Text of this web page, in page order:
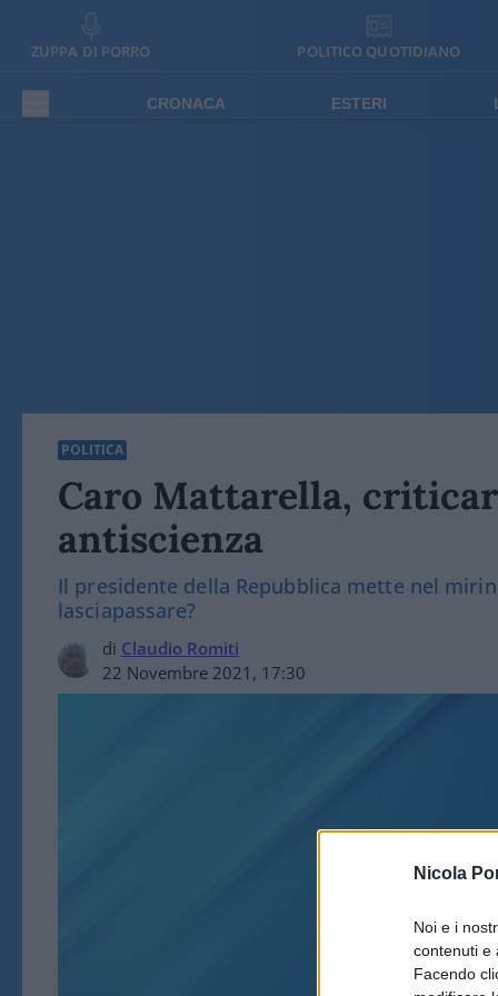
Nicola
Noi e i
contenuti e
Facendo
ZUPPA DI PORRO POLITICO QUOTIDIANO
CRONACA ESTERI
POLITICA
Caro Mattarella,
antiscienza
Il presidente della Repubblica mette nel
lasciapassare?
di Claudio Romiti
22 Novembre 2021, 17:30